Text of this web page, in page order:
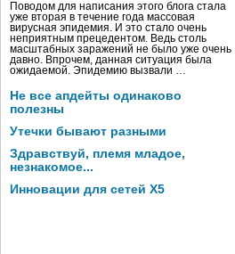
Поводом для написания этого блога стала
уже вторая в течение года массовая
вирусная эпидемия. И это стало очень
неприятным прецедентом. Ведь столь
масштабных заражений не было уже очень
давно. Впрочем, данная ситуация была
ожидаемой. Эпидемию вызвали …
Не все апдейты одинаково
полезны
Утечки бывают разными
Здравствуй, племя младое,
незнакомое...
Инновации для сетей X5